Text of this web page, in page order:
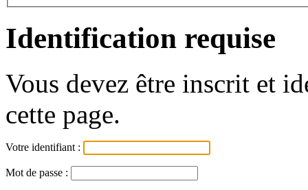
Identification requise
Vous devez être inscrit et
cette page.
Votre identifiant :
Mot de passe :